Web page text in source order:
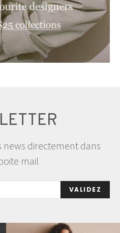
news directement dans
mail
VALIDEZ